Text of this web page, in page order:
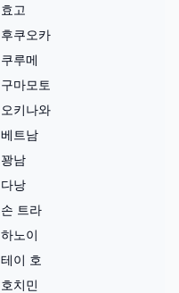
효고
후쿠오카
쿠루메
구마모토
오키나와
베트남
꽝남
다낭
손 트라
하노이
테이 호
호치민